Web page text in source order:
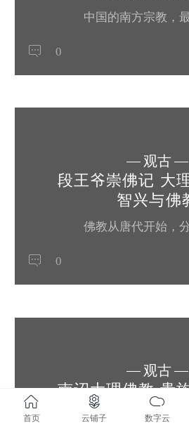
0
观古
段王爷崇佛记 大
智兴与佛
0
观古
南诏大理佛教 贵
为僧制度始
首页 云铺子 数字云